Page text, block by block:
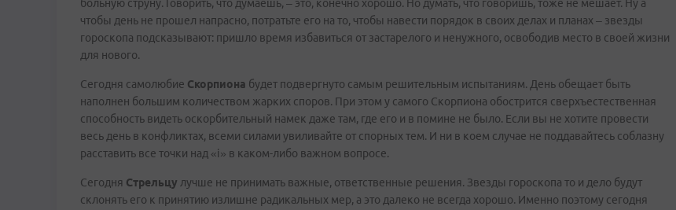
больную струну. Говорить, что думаешь, – это, конечно хорошо. Но думать, что говоришь, тоже не мешает. Ну а
чтобы день не прошел напрасно, потратьте его на то, чтобы навести порядок в своих делах и планах – звезды
гороскопа подсказывают: пришло время избавиться от застарелого и ненужного, освободив место в своей жизни
для нового.
Сегодня самолюбие Скорпиона будет подвергнуто самым решительным испытаниям. День обещает быть
наполнен большим количеством жарких споров. При этом у самого Скорпиона обострится сверхъестественная
способность видеть оскорбительный намек даже там, где его и в помине не было. Если вы не хотите провести
весь день в конфликтах, всеми силами увиливайте от спорных тем. И ни в коем случае не поддавайтесь соблазну
расставить все точки над «i» в каком-либо важном вопросе.
Сегодня Стрельцу лучше не принимать важные, ответственные решения. Звезды гороскопа то и дело будут
склонять его к принятию излишне радикальных мер, а это далеко не всегда хорошо. Именно поэтому сегодня